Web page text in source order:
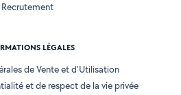
Recrutement
LÉGALES
de Vente et d'Utilisation
et de respect de la vie privée